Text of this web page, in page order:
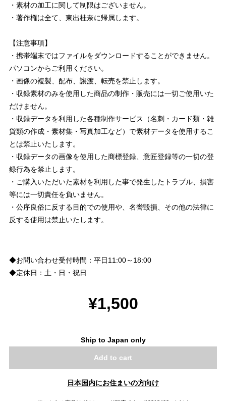
・素材の加工に関して制限はございません。
・著作権は全て、東出桂奈に帰属します。
【注意事項】
・携帯端末ではファイルをダウンロードすることができません。
パソコンからご利用ください。
・画像の複製、配布、譲渡、転売を禁止します。
・収録素材のみを使用した商品の制作・販売には一切ご使用いた
だけません。
・収録データを利用した各種制作サービス（名刺・カード類・雑
貨類の作成・素材集・写真加工など）で素材データを使用するこ
とは禁止いたします。
・収録データの画像を使用した商標登録、意匠登録等の一切の登
録行為を禁止します。
・ご購入いただいた素材を利用した事で発生したトラブル、損害
等には一切責任を負いません。
・公序良俗に反する目的での使用や、名誉毀損、その他の法律に
反する使用は禁止いたします。
◆お問い合わせ受付時間：平日11:00～18:00
◆定休日：土・日・祝日
¥1,500
Ship to Japan only
Add to cart
日本国内にお住まいの方向け